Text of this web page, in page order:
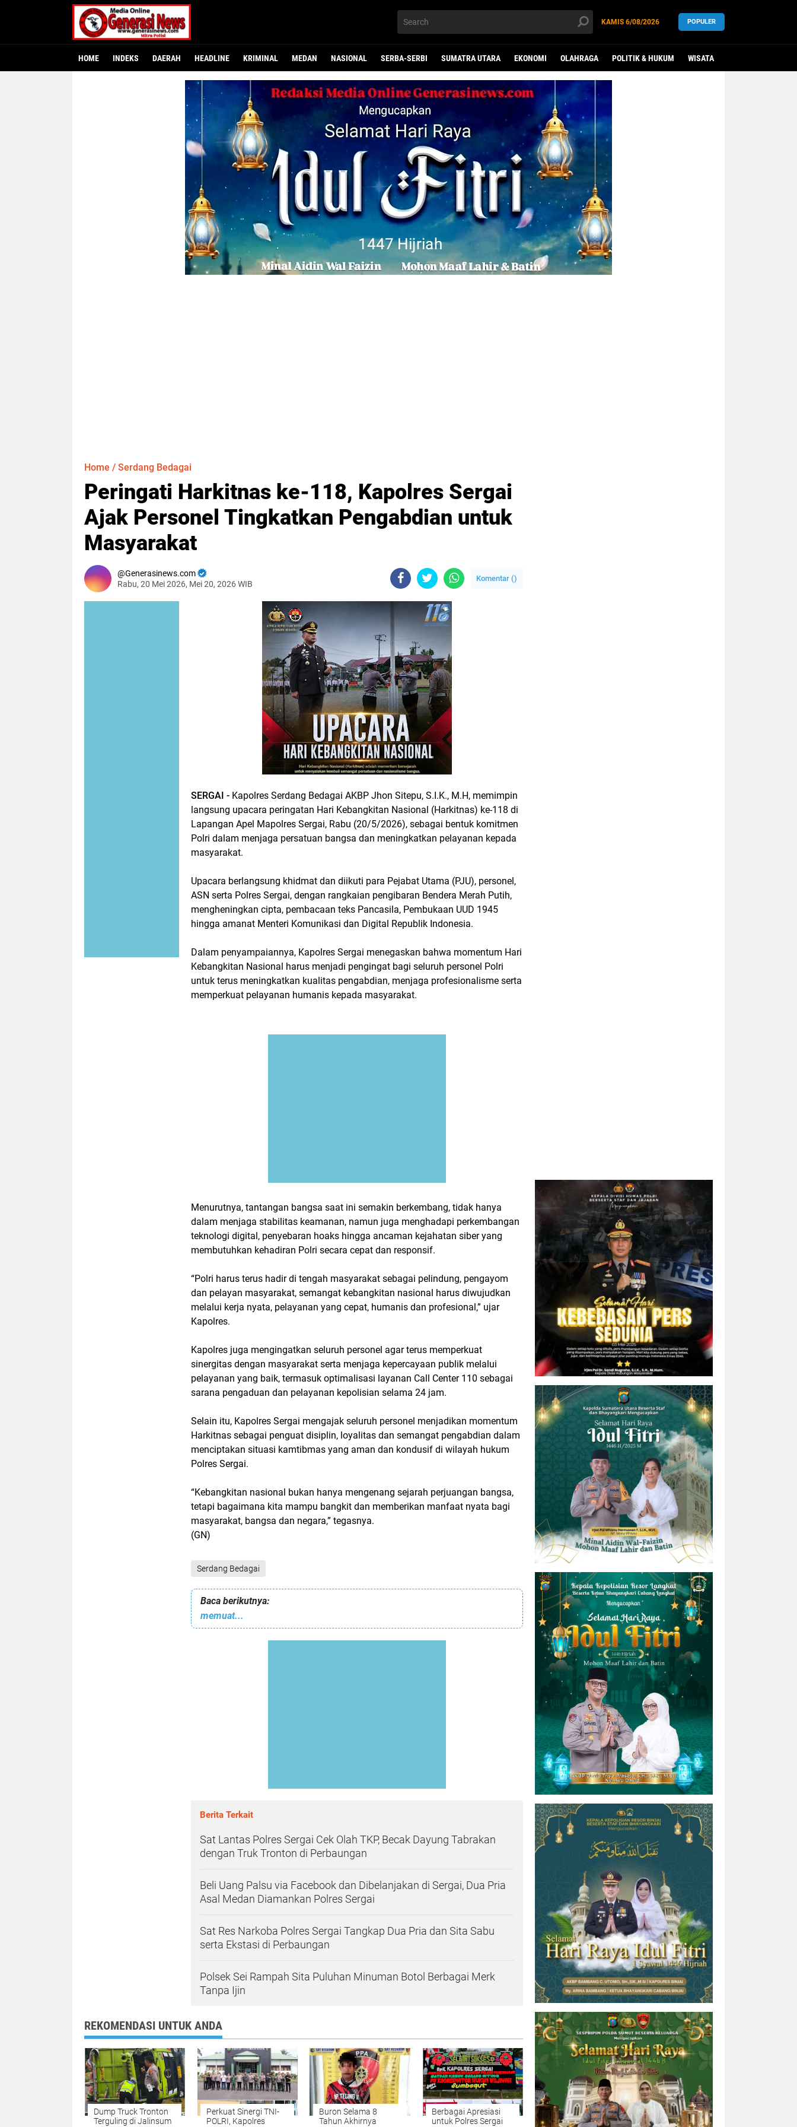
KAMIS 6/08/2026 POPULER
HOME INDEKS DAERAH HEADLINE KRIMINAL MEDAN NASIONAL SERBA-SERBI SUMATRA UTARA EKONOMI OLAHRAGA POLITIK & HUKUM WISATA
Home / Serdang Bedagai
Peringati Harkitnas ke-118, Kapolres Sergai
Ajak Personel Tingkatkan Pengabdian untuk
Masyarakat
Generasinews.com
Rabu, 20 Mei 2026, Mei 20, 2026 WIB
Komentar ()
SERGAI - Kapolres Serdang Bedagai AKBP Jhon Sitepu, S.I.K., M.H, memimpin
langsung upacara peringatan Hari Kebangkitan Nasional (Harkitnas) ke-118 di
Lapangan Apel Mapolres Sergai, Rabu (20/5/2026), sebagai bentuk komitmen
Polri dalam menjaga persatuan bangsa dan meningkatkan pelayanan kepada
masyarakat.
Upacara berlangsung khidmat dan diikuti para Pejabat Utama (PJU), personel,
ASN serta Polres Sergai, dengan rangkaian pengibaran Bendera Merah Putih,
mengheningkan cipta, pembacaan teks Pancasila, Pembukaan UUD 1945
hingga amanat Menteri Komunikasi dan Digital Republik Indonesia.
Dalam penyampaiannya, Kapolres Sergai menegaskan bahwa momentum Hari
Kebangkitan Nasional harus menjadi pengingat bagi seluruh personel Polri
untuk terus meningkatkan kualitas pengabdian, menjaga profesionalisme serta
memperkuat pelayanan humanis kepada masyarakat.
Menurutnya, tantangan bangsa saat ini semakin berkembang, tidak hanya
dalam menjaga stabilitas keamanan, namun juga menghadapi perkembangan
teknologi digital, penyebaran hoaks hingga ancaman kejahatan siber yang
membutuhkan kehadiran Polri secara cepat dan responsif.
“Polri harus terus hadir di tengah masyarakat sebagai pelindung, pengayom
dan pelayan masyarakat, semangat kebangkitan nasional harus diwujudkan
melalui kerja nyata, pelayanan yang cepat, humanis dan profesional,” ujar
Kapolres.
Kapolres juga mengingatkan seluruh personel agar terus memperkuat
sinergitas dengan masyarakat serta menjaga kepercayaan publik melalui
pelayanan yang baik, termasuk optimalisasi layanan Call Center 110 sebagai
sarana pengaduan dan pelayanan kepolisian selama 24 jam.
Selain itu, Kapolres Sergai mengajak seluruh personel menjadikan momentum
Harkitnas sebagai penguat disiplin, loyalitas dan semangat pengabdian dalam
menciptakan situasi kamtibmas yang aman dan kondusif di wilayah hukum
Polres Sergai.
“Kebangkitan nasional bukan hanya mengenang sejarah perjuangan bangsa,
tetapi bagaimana kita mampu bangkit dan memberikan manfaat nyata bagi
masyarakat, bangsa dan negara,” tegasnya.
(GN)
Serdang Bedagai
Baca berikutnya:
memuat...
Berita Terkait
Sat Lantas Polres Sergai Cek Olah TKP, Becak Dayung Tabrakan
dengan Truk Tronton di Perbaungan
Beli Uang Palsu via Facebook dan Dibelanjakan di Sergai, Dua Pria
Asal Medan Diamankan Polres Sergai
Sat Res Narkoba Polres Sergai Tangkap Dua Pria dan Sita Sabu
serta Ekstasi di Perbaungan
Polsek Sei Rampah Sita Puluhan Minuman Botol Berbagai Merk
Tanpa Ijin
REKOMENDASI UNTUK ANDA
Dump Truck Tronton
Terguling di Jalinsum
Perkuat Sinergi TNI-
POLRI, Kapolres
Buron Selama 8
Tahun Akhirnya
Berbagai Apresiasi
untuk Polres Sergai